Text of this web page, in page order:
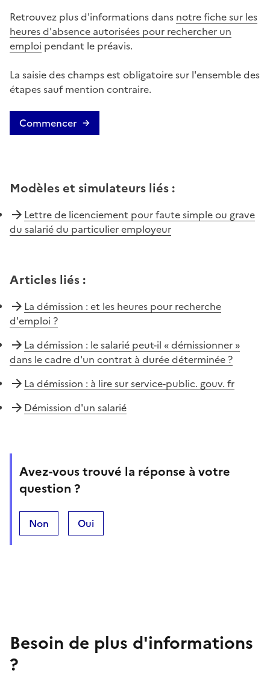
Retrouvez plus d'informations dans notre fiche sur les
heures d'absence autorisées pour rechercher un
emploi pendant le préavis.
La saisie des champs est obligatoire sur l'ensemble des
étapes sauf mention contraire.
Commencer
Modèles et simulateurs liés :
Lettre de licenciement pour faute simple ou grave
du salarié du particulier employeur
Articles liés :
La démission : et les heures pour recherche
d'emploi ?
La démission : le salarié peut-il « démissionner »
dans le cadre d'un contrat à durée déterminée ?
La démission : à lire sur service-public. gouv. fr
Démission d'un salarié
Avez-vous trouvé la réponse à votre
question ?
Non Oui
Besoin de plus d'informations
?